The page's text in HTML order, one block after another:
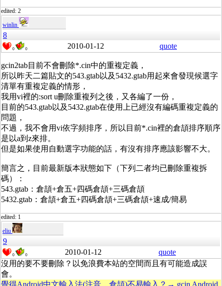
edited: 2
winlin
8
0 0 2010-01-12 quote
gcin2tab目前不會刪除*.cin中的重複定義，
所以昨天二篇貼文的543.gtab以及5432.gtab用起來會發現候選字
清單有重複定義的情形，
我用vi裡的:sort u刪除重複列之後，又各編了一份，
目前的543.gtab以及5432.gtab在使用上已經沒有編碼重複定義的
問題，
不過，我不會用vi依字頻排序，所以目前*.cin裡的倉頡排序順序
是以a到z來排。
但是如果使用自動選字功能的話，有沒有排序應該影響不大。
簡言之，目前最新版本狀態如下（下列二者均已刪除重複拆
碼）：
543.gtab：倉頡+倉五+四碼倉頡+三碼倉頡
5432.gtab：倉頡+倉五+四碼倉頡+三碼倉頡+速成/簡易
edited: 1
eliu
9
0 0 2010-01-12
quote
沒用的要不要刪除？以免浪費本站的空間而且有可能造成誤
會。